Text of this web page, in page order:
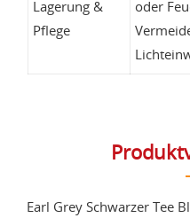
Lagerung &
Pflege
oder
Earl Grey Schwarzer Tee